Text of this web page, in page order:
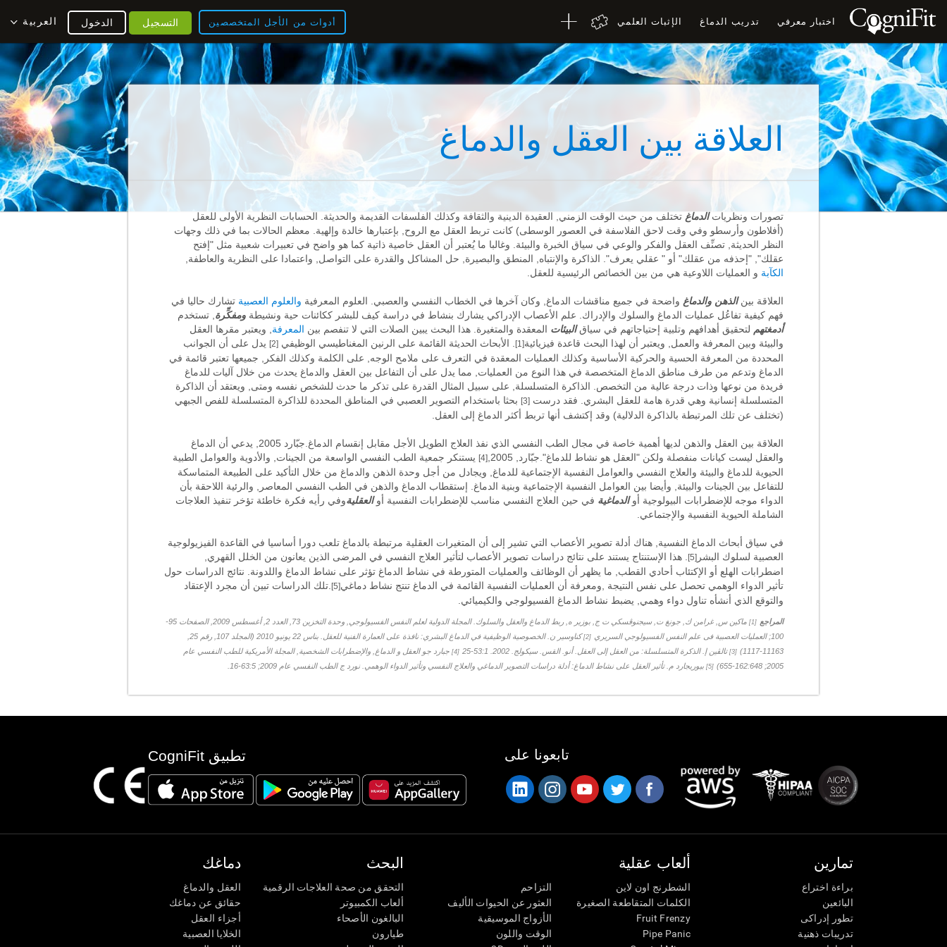
اختبار معرفي تدريب الدماغ الإثبات العلمي أدوات من الأجل المتخصصين العربية الدخول التسجيل
العلاقة بين العقل والدماغ
تصورات ونظرياتالدماغ تختلف من حيث الوقت الزمني, العقيدة الدينية والثقافة وكذلك الفلسفات القديمة والحديثة. الحسابات النظرية الأولى للعقل
(أفلاطون وأرسطو وفي وقت لاحق الفلاسفة في العصور الوسطى) كانت تربط العقل مع الروح, بإعتبارها خالدة وإلهية. معظم الحالات بما في ذلك وجهات
النظر الحديثة, تصنِّف العقل والفكر والوعي في سياق الخبرة والبيئة. وغالبا ما يُعتبر أن العقل خاصية ذاتية كما هو واضح في تعبيرات شعبية مثل "إفتح
عقلك", "إحذفه من عقلك" أو " عقلي يعرف". الذاكرة والإنتباه, المنطق والبصيرة, حل المشاكل والقدرة على التواصل, واعتمادا على النظرية والعاطفة,
الكآبة و العمليات اللاوعية هي من بين الخصائص الرئيسية للعقل.
العلاقة بينالذهن والدماغ واضحة في جميع مناقشات الدماغ, وكان آخرها في الخطاب النفسي والعصبي. العلوم المعرفية والعلوم العصبية تشارك حاليا في
فهم كيفية تفاعُل عمليات الدماغ والسلوك والإدراك. علم الأعصاب الإدراكي يشارك بنشاط في دراسة كيف للبشر ككائنات حية ونشيطة ومفكِّرة , تستخدم
أدمغتهم لتحقيق أهدافهم وتلبية إحتياجاتهم في سياقالبيئات المعقدة والمتغيرة. هذا البحث يبين الصلات التي لا تنفصم بين المعرفة , ويعتبر مقرها العقل
والبيئة وبين المعرفة والعمل, ويعتبر أن لهذا البحث قاعدة فيزيائية[1] . الأبحاث الحديثة القائمة على الرنين المغناطيسي الوظيفي [2]
يدل على أن الجوانب
المحددة من المعرفة الحسية والحركية الأساسية وكذلك العمليات المعقدة في التعرف على ملامح الوجه, على الكلمة وكذلك الفكر, جميعها تعتبر قائمة في
الدماغ وتدعم من طرف مناطق الدماغ المتخصصة في هذا النوع من العمليات, مما يدل على أن التفاعل بين العقل والدماغ يحدث من خلال آليات للدماغ
فريدة من نوعها وذات درجة عالية من التخصص. الذاكرة المتسلسلة, على سبيل المثال القدرة على تذكر ما حدث للشخص نفسه ومتى, ويعتقد أن الذاكرة
المتسلسلة إنسانية وهي قدرة هامة للعقل البشري. فقد درست [3]
بحثا باستخدام التصوير العصبي في المناطق المحددة للذاكرة المتسلسلة للفص الجبهي
(تختلف عن تلك المرتبطة بالذاكرة الدلالية) وقد إكتشف أنها تربط أكثر الدماغ إلى العقل.
العلاقة بين العقل والذهن لديها أهمية خاصة في مجال الطب النفسي الذي نفذ العلاج الطويل الأجل مقابل إنقسام الدماغ.جبّارد 2005, يدعي أن الدماغ
والعقل ليست كيانات منفصلة ولكن "العقل هو نشاط للدماغ".جبّارد, 2005,
[4]
يستنكر جمعية الطب النفسي الواسعة من الجينات, والأدوية والعوامل الطبية
الحيوية للدماغ والبيئة والعلاج النفسي والعوامل النفسية الإجتماعية للدماغ, ويجادل من أجل وحدة الذهن والدماغ من خلال التأكيد على الطبيعة المتماسكة
للتفاعل بين الجينات والبيئة, وأيضا بين العوامل النفسية الإجتماعية وبنية الدماغ. إستقطاب الدماغ والذهن في الطب النفسي المعاصر, والرئية اللاحقة بأن
الدواء موجه للإضطرابات البيولوجية أوالدماغية في حين العلاج النفسي مناسب للإضطرابات النفسية أوالعقليةوفي رأيه فكرة خاطئة تؤخر تنفيذ العلاجات
الشاملة الحيوية النفسية والإجتماعي.
في سياق أبحاث الدماغ النفسية, هناك أدلة تصوير الأعصاب التي تشير إلى أن المتغيرات العقلية مرتبطة بالدماغ تلعب دورا أساسيا في القاعدة الفيزيولوجية
العصبية لسلوك البشر [5]
. هذا الإستنتاج يستند على نتائج دراسات تصوير الأعصاب لتأثير العلاج النفسي في المرضى الذين يعانون من الخلل القهري,
اضطرابات الهلع أو الإكتئاب أحادي القطب, ما يظهر أن الوظائف والعمليات المتورطة في نشاط الدماغ تؤثر على نشاط الدماغ واللدونة. نتائج الدراسات حول
تأثير الدواء الوهمي تحصل على نفس النتيجة ,ومعرفة أن العمليات النفسية القائمة في الدماغ تنتج نشاط دماغي[5]
.تلك الدراسات تبين أن مجرد الإعتقاد
والتوقع الذي أنشأه تناول دواء وهمي, يضبط نشاط الدماغ الفسيولوجي والكيميائي.
المراجع [1]
ماكين س, غرامن ك, جونغ ت, سيجنوڤسكي ت ج, بوزير ه, ربط الدماغ والعقل والسلوك. المجلة الدولية لعلم النفس الفسيولوجي, وحدة التخزين 73, العدد 2, أغسطس 2009, الصفحات 95-
100; العمليات العصبية فى علم النفس الفسيولوجي السريري
[2]
11163-1117)
[3] تالڤين إ. الذكرة المتسلسلة: من العقل إلى العقل. أنو. القس. سيكولج. 2002. 53:1-25 [4]
جبارد جو العقل و الدماغ, والإضطرابات الشخصية, المجلة الأمريكية للطب النفسي عام
2005; 162:648-655)
[5] بيوريجارد م. تأثير العقل على نشاط الدماغ: أدلة دراسات التصوير الدماغي والعلاج النفسي وتأثير الدواء الوهمي. نورد ج الطب النفسي عام 2009; 63:5-16.
تطبيق CogniFit تابعونا على
دماغك
العقل والدماغ
حقائق عن دماغك
أجزاء العقل
الخلايا العصبية
البحث
التحقق من صحة العلاجات الرقمية
ألعاب الكمبيوتر
البالغون الأصحاء
طيارون
ألعاب عقلية
الشطرنج اون لاين
الكلمات المتقاطعة الصغيرة
Fruit Frenzy
Pipe Panic
التزاحم
العثور عن الحيوات الأليف
الأزواج الموسيقية
الوقت واللون
تمارين
براءة اختراع
البائعين
تطور إدراكى
تدريبات ذهنية